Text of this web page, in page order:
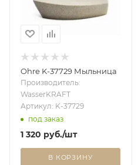
Ohre K-37729 Мыльница
Производитель:
WasserKRAFT
Артикул: K-37729
под заказ
1 320 руб./шт
В КОРЗИНУ